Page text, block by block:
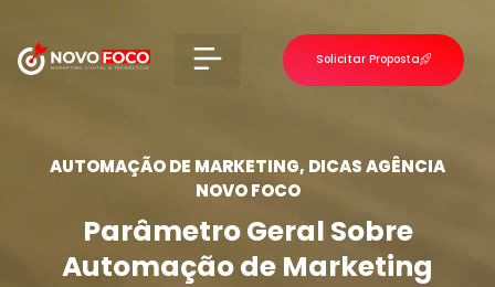
Solicitar Proposta
AUTOMAÇÃO DE MARKETING, DICAS AGÊNCIA
NOVO FOCO
Parâmetro Geral Sobre
Automação de Marketing